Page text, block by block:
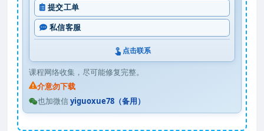
提交工单
私信客服
点击联系
课程网络收集，尽可能修复完整。
介意勿下载
也加微信yiguoxue78（备用）